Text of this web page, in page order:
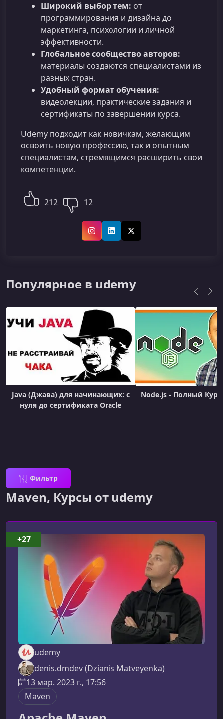
Широкий выбор тем: от
программирования и дизайна до
маркетинга, психологии и личной
эффективности.
Глобальное сообщество авторов:
материалы создаются специалистами из
разных стран.
Удобный формат обучения:
видеолекции, практические задания и
сертификаты по завершении курса.
Udemy подходит как новичкам, желающим
освоить новую профессию, так и опытным
специалистам, стремящимся расширить свои
компетенции.
212 12
InstagramLinkedInX (Twitter)
Популярное в udemy
Java (Джава) для начинающих: с
нуля до сертификата Oracle
Node.js - Полный Курс
Фильтр
Maven, Курсы от udemy
udemy
denis.dmdev (Dzianis Matveyenka)
13 мар. 2023 г., 17:56
Maven
+27